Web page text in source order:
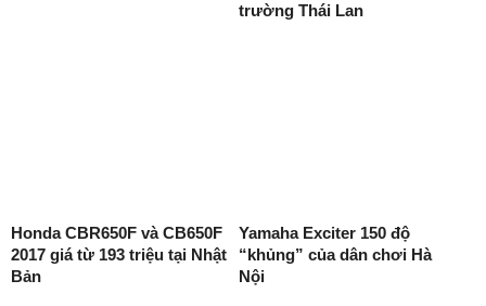
trường Thái Lan
Honda CBR650F và CB650F
2017 giá từ 193 triệu tại Nhật
Bản
Yamaha Exciter 150 độ
“khủng” của dân chơi Hà
Nội